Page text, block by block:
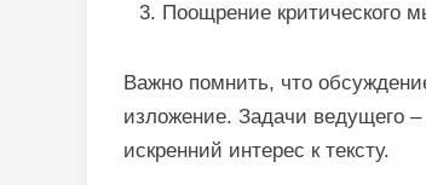
Поощрение критического
Важно помнить, что
изложение. Задачи ведущего
искренний интерес к тексту.